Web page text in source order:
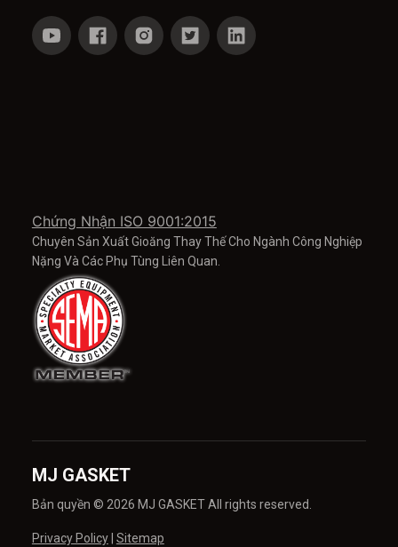
Chứng Nhận ISO 9001:2015
Chuyên Sản Xuất Gioăng Thay Thế Cho Ngành Công Nghiệp
Nặng Và Các Phụ Tùng Liên Quan.
MJ GASKET
Bản quyền © 2026 MJ GASKET All rights reserved.
Privacy Policy| Sitemap